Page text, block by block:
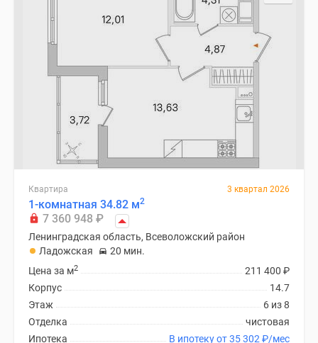
Квартира 3 квартал 2026
1-комнатная 34.82 м2
7 360 948 ₽
Ленинградская область, Всеволожский район
Ладожская
20 мин.
211 400 ₽
Цена за м2
14.7
Корпус
6 из 8
Этаж
чистовая
Отделка
В ипотеку от 35 302 ₽/мес
Ипотека